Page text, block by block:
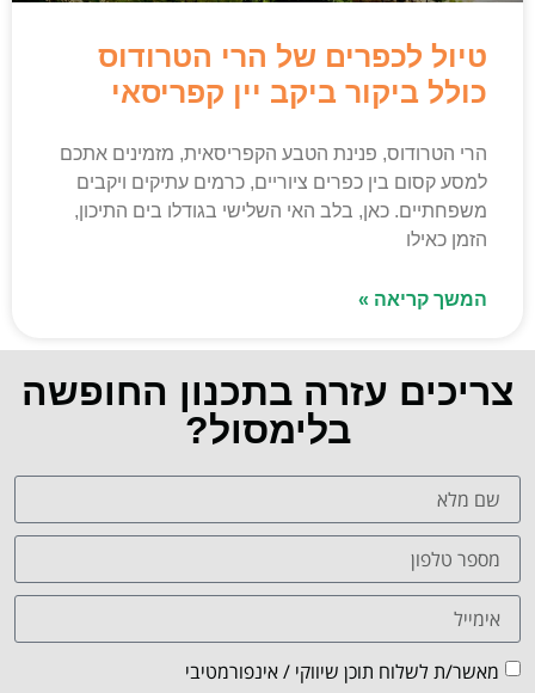
טיול לכפרים של הרי הטרודוס
כולל ביקור ביקב יין קפריסאי
הרי הטרודוס, פנינת הטבע הקפריסאית, מזמינים אתכם
למסע קסום בין כפרים ציוריים, כרמים עתיקים ויקבים
משפחתיים. כאן, בלב האי השלישי בגודלו בים התיכון,
הזמן כאילו
המשך קריאה »
צריכים עזרה בתכנון החופשה
בלימסול?
מאשר/ת לשלוח תוכן שיווקי / אינפורמטיבי